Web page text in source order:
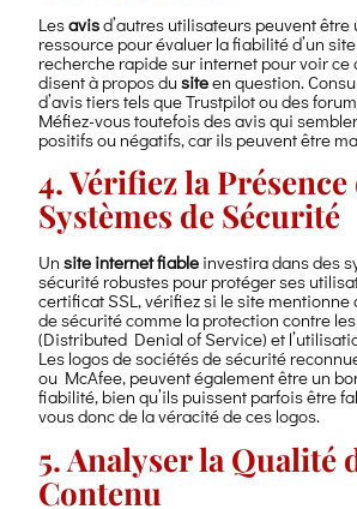
Lesavisd’autres utilisateurs peuvent être
ressource pour évaluer la fiabilité d’un
recherche rapide sur internet pour voir ce
disent à propos dusiteen question.
d’avis tiers tels que Trustpilot ou des
Méfiez-vous toutefois des avis qui
positifs ou négatifs, car ils peuvent être
4. Vérifiez la Présence
Systèmes de Sécurité
Unsite internet fiable investira dans des
sécurité robustes pour protéger ses
certificat SSL, vérifiez si le site mentionne
de sécurité comme la protection contre
(Distributed Denial of Service) et
Les logos de sociétés de sécurité
ou McAfee, peuvent également être un
fiabilité, bien qu’ils puissent parfois être
vous donc de la véracité de ces logos.
5. Analyser la Qualité
Contenu